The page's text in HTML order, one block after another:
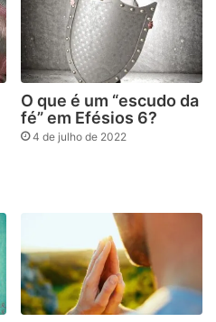
O que é um “escudo da
fé” em Efésios 6?
4 de julho de 2022